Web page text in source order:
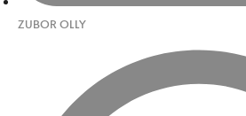
ZUBOR OLLY